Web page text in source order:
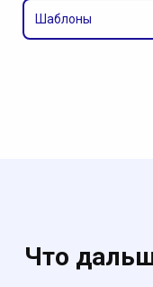
Шаблоны
Что